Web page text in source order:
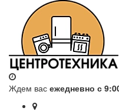
Ждем вас ежедневно с